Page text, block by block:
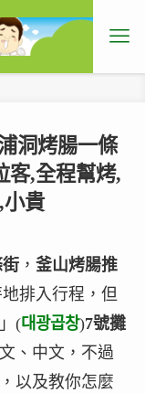
洞烤腸一條
客,全程幫烤,
貴
， 釜山烤腸推
排入行程，但
(대광곱창)7號攤
、中文，不過
以及教你怎麼